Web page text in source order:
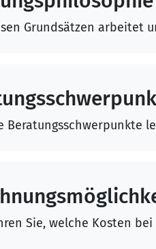
Grundsätzen arbeitet
Beratungsschwerpunkte
Sie, welche Kosten